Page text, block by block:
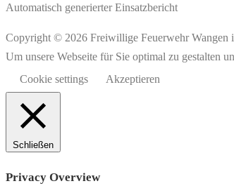
Automatisch generierter Einsatzbericht
Copyright © 2026 Freiwillige Feuerwehr Wangen
Um unsere Webseite für Sie optimal zu gestalten
Cookie settings
Akzeptieren
Schließen
Privacy Overview